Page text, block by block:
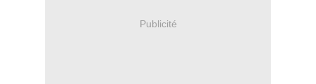
Publicité